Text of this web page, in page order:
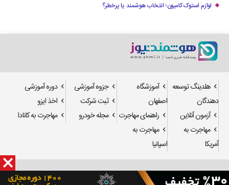
لوازم استوک کامیون؛ انتخاب هوشمند یا پرخطر؟
هلدینگ توسعه
دهندگان
آموزشگاه
اصفهان
جزوه آموزشی
دوره آموزشی
ثبت شرکت
اخذ ایزو
آزمون آنلاین
راهنمای مهاجرت مجله خودرو
مهاجرت به کانادا
مهاجرت به
آمریکا
مهاجرت به
اسپانیا